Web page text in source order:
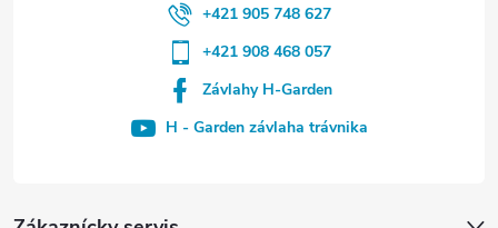
+421 905 748 627
+421 908 468 057
Závlahy H-Garden
H - Garden závlaha trávnika